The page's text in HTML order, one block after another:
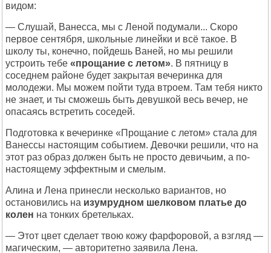
видом:
— Слушай, Ванесса, мы с Леной подумали... Скоро
первое сентября, школьные линейки и всё такое. В
школу ты, конечно, пойдешь Ваней, но мы решили
устроить тебе «прощание с летом». В пятницу в
соседнем районе будет закрытая вечеринка для
молодежи. Мы можем пойти туда втроем. Там тебя никто
не знает, и ты сможешь быть девушкой весь вечер, не
опасаясь встретить соседей.
Подготовка к вечеринке «Прощание с летом» стала для
Ванессы настоящим событием. Девочки решили, что на
этот раз образ должен быть не просто девичьим, а по-
настоящему эффектным и смелым.
Алина и Лена принесли несколько вариантов, но
остановились на изумрудном шелковом платье до
колен на тонких бретельках.
— Этот цвет сделает твою кожу фарфоровой, а взгляд —
магическим, — авторитетно заявила Лена.